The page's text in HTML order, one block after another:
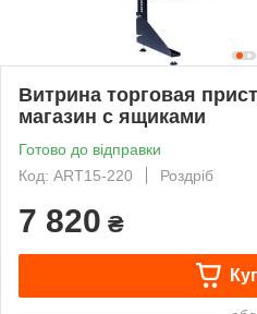
Витрина торговая
магазин с ящиками
Готово до відправки
Код: ART15-220
Роздріб
7 820 ₴